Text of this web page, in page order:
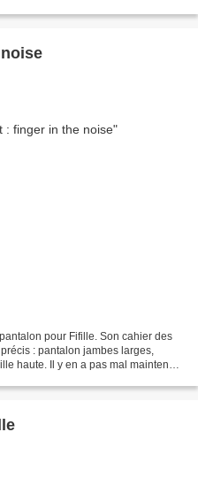
pour Fifille. Son cahier des
: pantalon jambes larges,
haute. Il y en a pas mal maintenant